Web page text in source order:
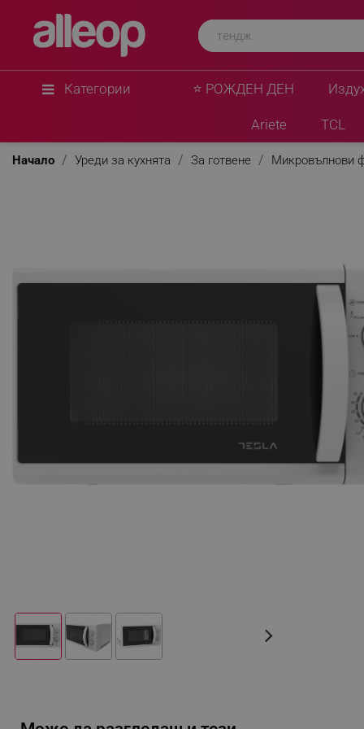
Категории ⭐ РОЖДЕН ДЕН
Ariete TCL
Начало Уреди за кухнята За готвене
Микровълнови
Tesla
Микровълнова фурна Tesla MW2030MW, 20
W, 5 нива на мощност, Бял
★★★★★(0) 0 Въпроса